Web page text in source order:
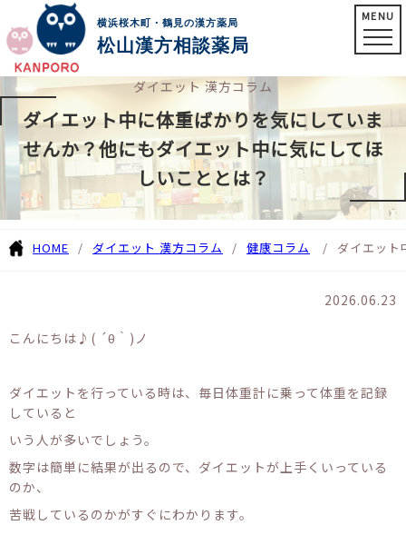
横浜桜木町・鶴見の漢方薬局
松山漢方相談薬局
MENU
ダイエット 漢方コラム
ダイエット中に体重ばかりを気にしていま
せんか？他にもダイエット中に気にしてほ
しいこととは？
HOME ダイエット 漢方コラム 健康コラム ダイエット
2026.06.23
こんにちは♪( ´θ｀)ノ
ダイエットを行っている時は、毎日体重計に乗って体重を記録
していると
いう人が多いでしょう。
数字は簡単に結果が出るので、ダイエットが上手くいっている
のか、
苦戦しているのかがすぐにわかります。